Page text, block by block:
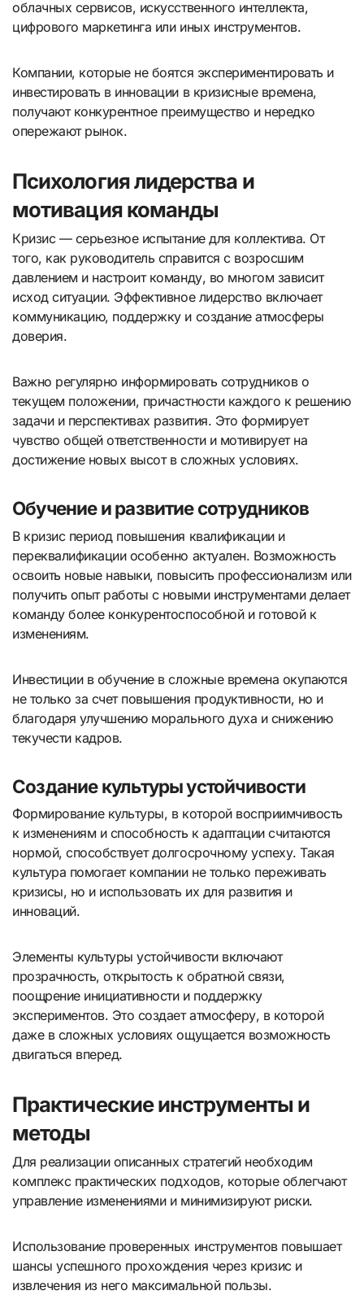
облачных сервисов, искусственного интеллекта,
цифрового маркетинга или иных инструментов.
Компании, которые не боятся экспериментировать и
инвестировать в инновации в кризисные времена,
получают конкурентное преимущество и нередко
опережают рынок.
Психология лидерства и
мотивация команды
Кризис — серьезное испытание для коллектива. От
того, как руководитель справится с возросшим
давлением и настроит команду, во многом зависит
исход ситуации. Эффективное лидерство включает
коммуникацию, поддержку и создание атмосферы
доверия.
Важно регулярно информировать сотрудников о
текущем положении, причастности каждого к решению
задачи и перспективах развития. Это формирует
чувство общей ответственности и мотивирует на
достижение новых высот в сложных условиях.
Обучение и развитие сотрудников
В кризис период повышения квалификации и
переквалификации особенно актуален. Возможность
освоить новые навыки, повысить профессионализм или
получить опыт работы с новыми инструментами делает
команду более конкурентоспособной и готовой к
изменениям.
Инвестиции в обучение в сложные времена окупаются
не только за счет повышения продуктивности, но и
благодаря улучшению морального духа и снижению
текучести кадров.
Создание культуры устойчивости
Формирование культуры, в которой восприимчивость
к изменениям и способность к адаптации считаются
нормой, способствует долгосрочному успеху. Такая
культура помогает компании не только переживать
кризисы, но и использовать их для развития и
инноваций.
Элементы культуры устойчивости включают
прозрачность, открытость к обратной связи,
поощрение инициативности и поддержку
экспериментов. Это создает атмосферу, в которой
даже в сложных условиях ощущается возможность
двигаться вперед.
Практические инструменты и
методы
Для реализации описанных стратегий необходим
комплекс практических подходов, которые облегчают
управление изменениями и минимизируют риски.
Использование проверенных инструментов повышает
шансы успешного прохождения через кризис и
извлечения из него максимальной пользы.